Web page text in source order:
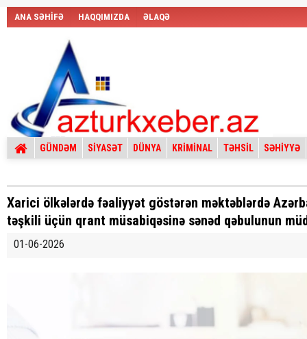
ANA SƏHİFƏ HAQQIMIZDA ƏLAQƏ
GÜNDƏM SİYASƏT DÜNYA KRİMİNAL TƏHSİL SƏHİYYƏ
Xarici ölkələrdə fəaliyyət göstərən məktəblərdə
təşkili üçün qrant müsabiqəsinə sənəd qəbulunun
01-06-2026